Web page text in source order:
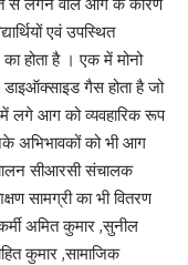
एवं उपस्थित
होता है । एक में मोनो
गैस होता है जो
लगे आग को व्यवहारिक रूप
अभिभावकों को भी आग
सीआरसी संचालक
सामग्री का भी वितरण
अमित कुमार ,सुनील
कुमार ,सामाजिक